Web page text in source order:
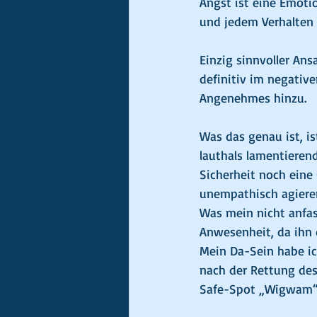
und jedem
Einzig sinnvoller
definitiv im
Angenehmes hinzu.
Was das genau ist,
lauthals
Sicherheit noch
unempathisch
Was mein nicht
Anwesenheit, da ihn
Mein Da-Sein habe
nach der Rettung
Safe-Spot